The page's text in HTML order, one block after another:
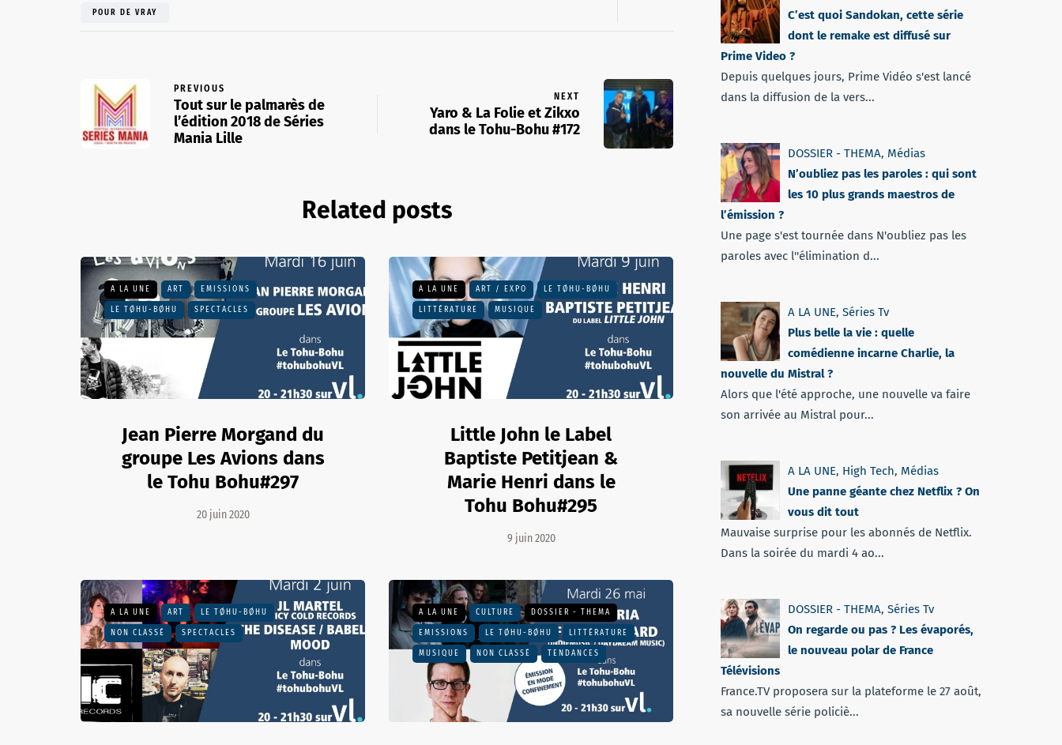
POUR DE VRAY
PREVIOUS
Tout sur le palmarès de
l’édition 2018 de Séries
Mania Lille
NEXT
Yaro & La Folie et Zikxo
dans le Tohu-Bohu #172
Related posts
A LA UNE ART EMISSIONS
LE TØHU-BØHU SPECTACLES
Jean Pierre Morgand du
groupe Les Avions dans
le Tohu Bohu#297
20 juin 2020
A LA UNE ART / EXPO LE TØHU-BØHU
LITTÉRATURE MUSIQUE
Little John le Label
Baptiste Petitjean &
Marie Henri dans le
Tohu Bohu#295
9 juin 2020
A LA UNE ART LE TØHU-BØHU
NON CLASSÉ SPECTACLES
A LA UNE CULTURE DOSSIER - THEMA
EMISSIONS LE TØHU-BØHU LITTÉRATURE
MUSIQUE NON CLASSÉ TENDANCES
C’est quoi Sandokan, cette série
dont le remake est diffusé sur
Prime Video ?
Depuis quelques jours, Prime Vidéo s'est lancé
dans la diffusion de la vers...
DOSSIER - THEMA, Médias
N’oubliez pas les paroles : qui sont
les 10 plus grands maestros de
l’émission ?
Une page s'est tournée dans N'oubliez pas les
paroles avec l''élimination d...
A LA UNE, Séries Tv
Plus belle la vie : quelle
comédienne incarne Charlie, la
nouvelle du Mistral ?
Alors que l'été approche, une nouvelle va faire
son arrivée au Mistral pour...
A LA UNE, High Tech, Médias
Une panne géante chez Netflix ? On
vous dit tout
Mauvaise surprise pour les abonnés de Netflix.
Dans la soirée du mardi 4 ao...
DOSSIER - THEMA, Séries Tv
On regarde ou pas ? Les évaporés,
le nouveau polar de France
Télévisions
France.TV proposera sur la plateforme le 27 août,
sa nouvelle série policiè...